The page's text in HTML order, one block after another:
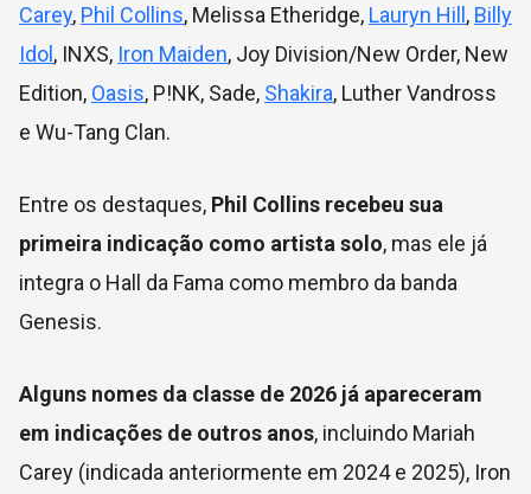
Carey, Phil Collins, Melissa Etheridge, Lauryn Hill , Billy
Idol , INXS, Iron Maiden, Joy Division/New Order, New
Edition, Oasis, P!NK, Sade, Shakira, Luther Vandross
e Wu-Tang Clan.
Entre os destaques, Phil Collins recebeu sua
primeira indicação como artista solo, mas ele já
integra o Hall da Fama como membro da banda
Genesis.
Alguns nomes da classe de 2026 já apareceram
em indicações de outros anos, incluindo Mariah
Carey (indicada anteriormente em 2024 e 2025), Iron